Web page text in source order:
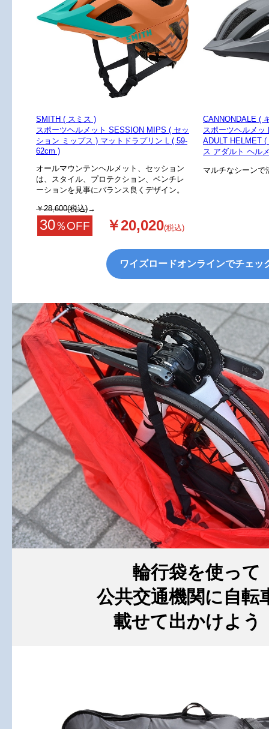
SMITH ( スミス )
スポーツヘルメット SESSION MIPS ( セッ
ション ミップス ) マットドラプリン L ( 59-
62cm )
オールマウンテンヘルメット、セッション
は、スタイル、プロテクション、ベンチレ
ーションを見事にバランス良くデザイン。
￥28,600(税込)→
30％OFF ￥20,020(税込)
CANNONDALE (
スポーツヘルメッ
ADULT HELMET
ス アダルト ヘル
マルチなシーンで
ワイズロードオンラインでチェッ
輪行袋を使って
公共交通機関に自転
載せて出かけよう